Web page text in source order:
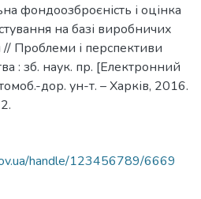
фондоозброєність і оцінка
на базі виробничих
Проблеми і перспективи
: зб. наук. пр. [Електронний
дор. ун-т. – Харків, 2016.
handle/123456789/6669